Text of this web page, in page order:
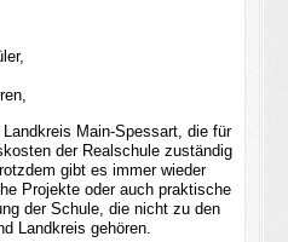
Main-Spessart, die für
der Realschule zuständig
gibt es immer wieder
Projekte oder auch praktische
der Schule, die nicht zu den
Landkreis gehören.